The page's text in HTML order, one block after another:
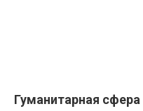
Гуманитарная сфера